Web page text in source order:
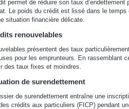
permet de réduire son taux
Le poids du crédit est lissé dans le
situation financière délicate.
renouvelables
présentent des taux
pour les emprunteurs. En rassemblant
des taux fixes et moindres.
de surendettement
de surendettement entraîne une
crédits aux particuliers (FICP) pendant